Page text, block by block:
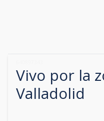
Vivo por la
Valladolid